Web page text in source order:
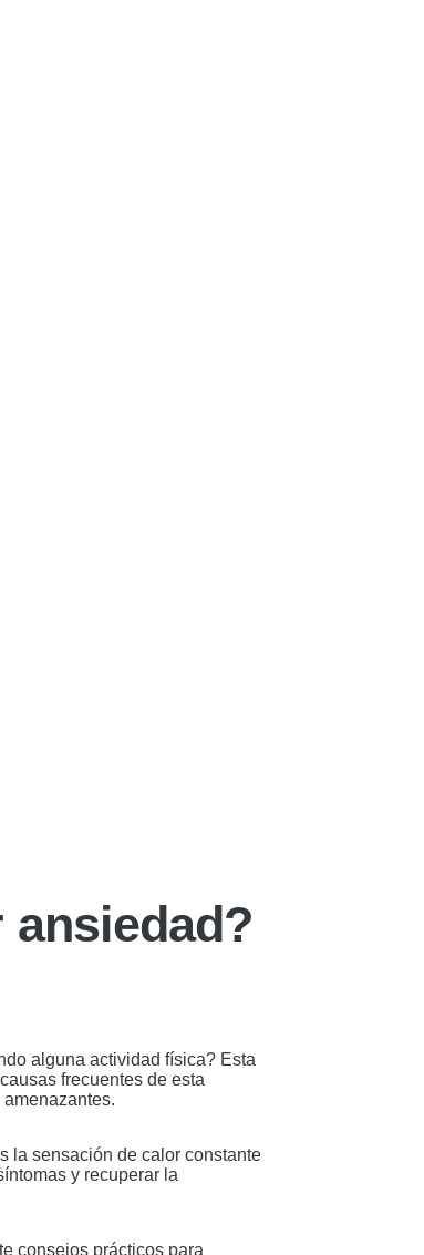
alguna actividad física? Esta
frecuentes de esta
la sensación de calor constante
y recuperar la
consejos prácticos para